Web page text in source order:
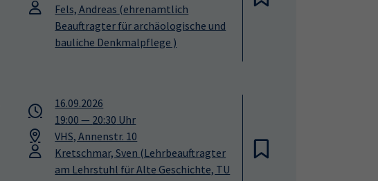
Fels, Andreas (ehrenamtlich
Beauftragter für archäologische und
bauliche Denkmalpflege )
16.09.2026
19:00 — 20:30 Uhr
VHS, Annenstr. 10
Kretschmar, Sven (Lehrbeauftragter
am Lehrstuhl für Alte Geschichte, TU